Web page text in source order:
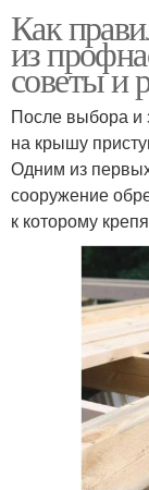
Как
из
советы и
После выбора и
на крышу
Одним из
сооружение
к которому